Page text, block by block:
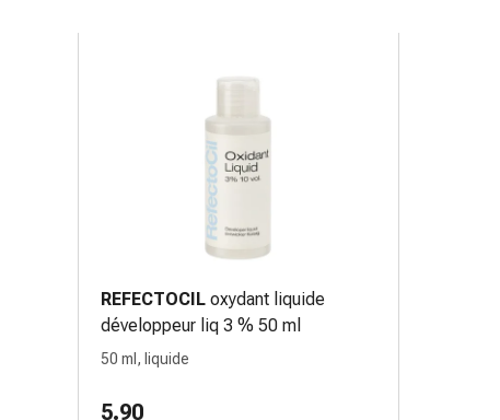
REFECTOCIL oxydant liquide
développeur liq 3 % 50 ml
50 ml, liquide
5.90